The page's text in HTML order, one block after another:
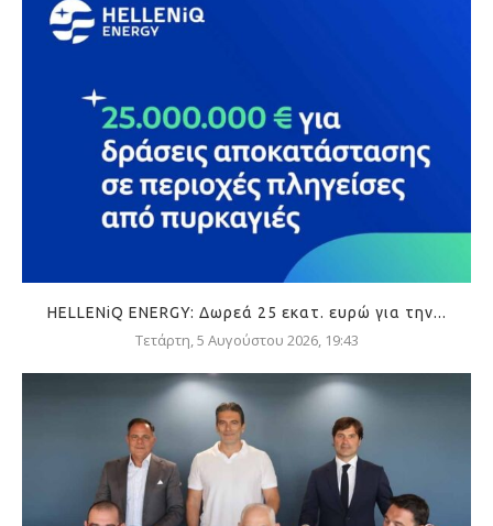
HELLENiQ ENERGY: Δωρεά 25 εκατ. ευρώ για την...
Τετάρτη, 5 Αυγούστου 2026, 19:43